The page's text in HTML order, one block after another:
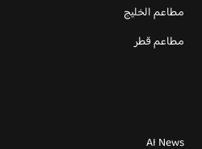
مطاعم الخليج
مطاعم قطر
AI News